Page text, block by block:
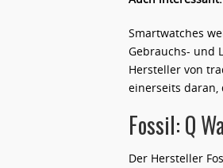
Smartwatches
Gebrauchs- und
Hersteller von
einerseits daran,
Fossil: Q
Der Hersteller